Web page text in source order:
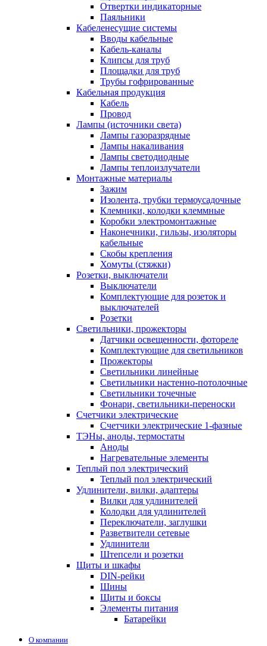
Отвертки индикаторные
Паяльники
Кабеленесущие системы
Вводы кабельные
Кабель-каналы
Клипсы для труб
Площадки для труб
Трубы гофрированные
Кабельная продукция
Кабель
Провод
Лампы (источники света)
Лампы газоразрядные
Лампы накаливания
Лампы светодиодные
Лампы теплоизлучатели
Монтажные материалы
Зажим
Изолента, трубки термоусадочные
Клемники, колодки клеммные
Коробки электромонтажные
Наконечники, гильзы, изоляторы
кабельные
Скобы крепления
Хомуты (стяжки)
Розетки, выключатели
Выключатели
Комплектующие для розеток и
выключателей
Розетки
Светильники, прожекторы
Датчики освещенности, фотореле
Комплектующие для светильников
Прожекторы
Светильники линейные
Светильники настенно-потолочные
Светильники точечные
Фонари, светильники-переноски
Счетчики электрические
Счетчики электрические 1-фазные
ТЭНы, аноды, термостаты
Аноды
Нагревательные элементы
Теплый пол электрический
Теплый пол электрический
Удлинители, вилки, адаптеры
Вилки для удлинителей
Колодки для удлинителей
Переключатели, заглушки
Разветвители сетевые
Удлинители
Штепсели и розетки
Щиты и шкафы
DIN-рейки
Шины
Щиты и боксы
Элементы питания
Батарейки
О компании